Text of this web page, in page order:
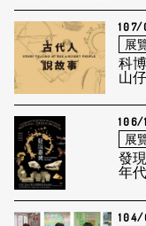
展
科
山
106/
展
發
年